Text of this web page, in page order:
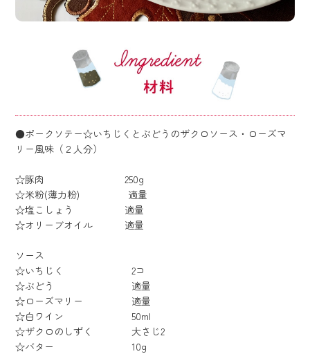
●ポークソテー☆いちじくとぶどうのザクロソース・ローズマ
リー風味（２人分）
☆豚肉 250g
☆米粉(薄力粉) 適量
☆塩こしょう 適量
☆オリーブオイル 適量
ソース
☆いちじく 2コ
☆ぶどう 適量
☆ローズマリー 適量
☆白ワイン 50ml
☆ザクロのしずく 大さじ2
☆バター 10g